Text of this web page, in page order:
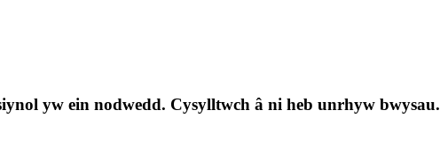
yw ein nodwedd. Cysylltwch â ni heb unrhyw bwysau.